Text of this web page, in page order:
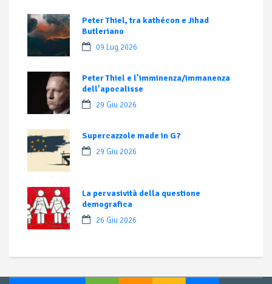
Peter Thiel, tra kathécon e Jihad
Butleriano
09 Lug 2026
Peter Thiel e l’imminenza/immanenza
dell’apocalisse
29 Giu 2026
Supercazzole made in G7
29 Giu 2026
La pervasività della questione
demografica
26 Giu 2026